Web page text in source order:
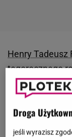
Henry Tadeusz
tegorocznego
swojemu ojcu
Nominowany
Oscara Colin
spełniając
Droga
jeśli wyrazisz